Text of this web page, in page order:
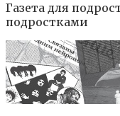
Газета для
подростками